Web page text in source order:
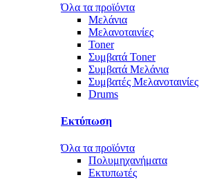
Όλα τα προϊόντα
Μελάνια
Μελανοταινίες
Toner
Συμβατά Toner
Συμβατά Μελάνια
Συμβατές Μελανοταινίες
Drums
Εκτύπωση
Όλα τα προϊόντα
Πολυμηχανήματα
Εκτυπωτές